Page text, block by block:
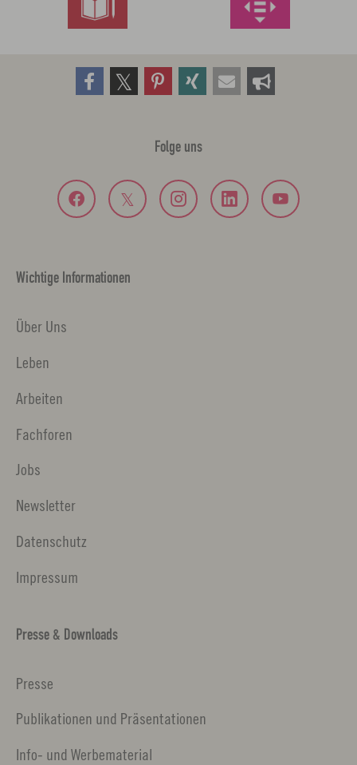
Folge uns
Wichtige Informationen
Über Uns
Leben
Arbeiten
Fachforen
Jobs
Newsletter
Datenschutz
Impressum
Presse & Downloads
Presse
Publikationen und Präsentationen
Info- und Werbematerial